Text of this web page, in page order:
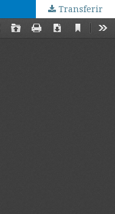
Transferir